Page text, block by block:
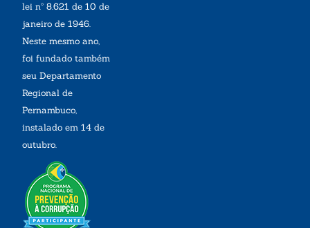
lei nº 8.621 de 10 de
janeiro de 1946.
Neste mesmo ano,
foi fundado também
seu Departamento
Regional de
Pernambuco,
instalado em 14 de
outubro.